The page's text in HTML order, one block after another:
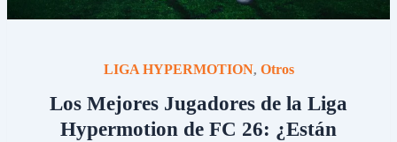
LIGA HYPERMOTION, Otros
Los Mejores Jugadores de la Liga
Hypermotion de FC 26: ¿Están